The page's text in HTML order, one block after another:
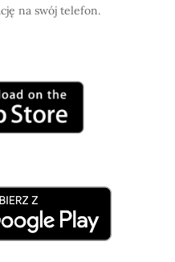
na swój telefon.